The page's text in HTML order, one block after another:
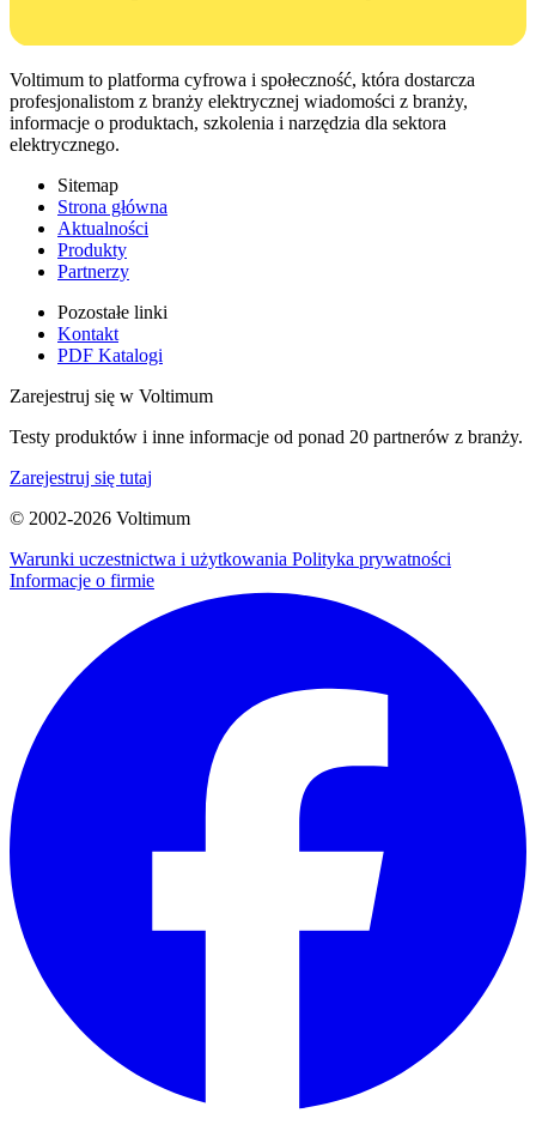
Voltimum to platforma cyfrowa i społeczność, która dostarcza
profesjonalistom z branży elektrycznej wiadomości z branży,
informacje o produktach, szkolenia i narzędzia dla sektora
elektrycznego.
Sitemap
Strona główna
Aktualności
Produkty
Partnerzy
Pozostałe linki
Kontakt
PDF Katalogi
Zarejestruj się w Voltimum
Testy produktów i inne informacje od ponad 20 partnerów z branży.
Zarejestruj się tutaj
© 2002-2026 Voltimum
Warunki uczestnictwa i użytkowania Polityka prywatności
Informacje o firmie